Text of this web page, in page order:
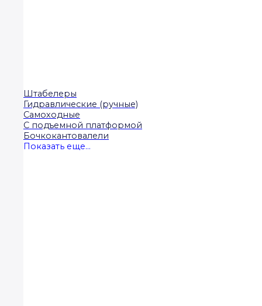
Штабелеры
Гидравлические (ручные)
Самоходные
С подъемной платформой
Бочкокантовалели
Показать еще...